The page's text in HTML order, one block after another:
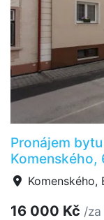
Pronájem
Komenského,
Komenského,
16 000 Kč /za